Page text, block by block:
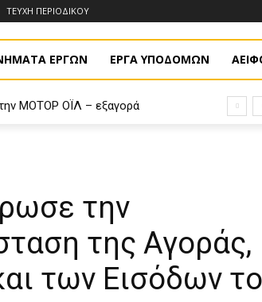
ΤΕΥΧΗ ΠΕΡΙΟΔΙΚΟΥ
ΕΡΓΩΝ ΕΡΓΑ ΥΠΟΔΟΜΩΝ
την ΜΟΤΟΡ ΟΪΛ – εξαγορά
την
της Αγοράς,
των Εισόδων